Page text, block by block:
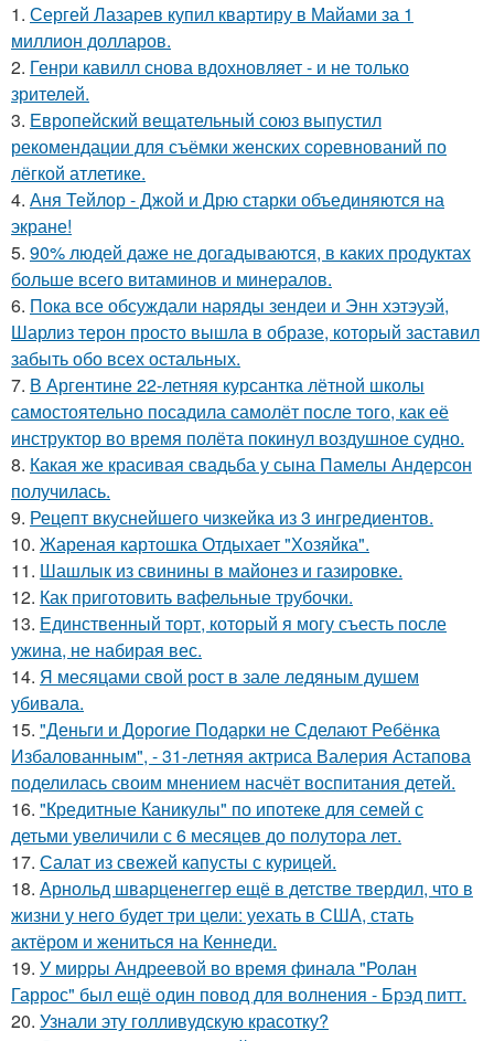
1. Сергей Лазарев купил квартиру в Майами за 1
миллион долларов.
2. Генри кавилл снова вдохновляет - и не только
зрителей.
3. Европейский вещательный союз выпустил
рекомендации для съёмки женских соревнований по
лёгкой атлетике.
4. Аня Тейлор - Джой и Дрю старки объединяются на
экране!
5. 90% людей даже не догадываются, в каких продуктах
больше всего витаминов и минералов.
6. Пока все обсуждали наряды зендеи и Энн хэтэуэй,
Шарлиз терон просто вышла в образе, который заставил
забыть обо всех остальных.
7. В Аргентине 22-летняя курсантка лётной школы
самостоятельно посадила самолёт после того, как её
инструктор во время полёта покинул воздушное судно.
8. Какая же красивая свадьба у сына Памелы Андерсон
получилась.
9. Рецепт вкуснейшего чизкейка из 3 ингредиентов.
10. Жареная картошка Отдыхает "Хозяйка".
11. Шашлык из свинины в майонез и газировке.
12. Как приготовить вафельные трубочки.
13. Единственный торт, который я могу съесть после
ужина, не набирая вес.
14. Я месяцами свой рост в зале ледяным душем
убивала.
15. "Деньги и Дорогие Подарки не Сделают Ребёнка
Избалованным", - 31-летняя актриса Валерия Астапова
поделилась своим мнением насчёт воспитания детей.
16. "Кредитные Каникулы" по ипотеке для семей с
детьми увеличили с 6 месяцев до полутора лет.
17. Салат из свежей капусты с курицей.
18. Арнольд шварценеггер ещё в детстве твердил, что в
жизни у него будет три цели: уехать в США, стать
актёром и жениться на Кеннеди.
19. У мирры Андреевой во время финала "Ролан
Гаррос" был ещё один повод для волнения - Брэд питт.
20. Узнали эту голливудскую красотку?